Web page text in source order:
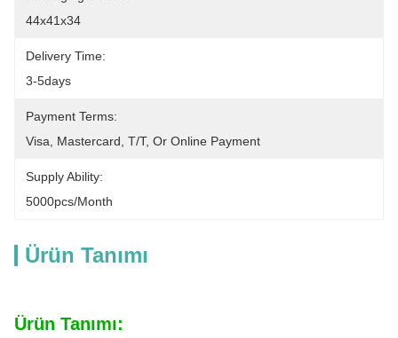
44x41x34
Delivery Time:
3-5days
Payment Terms:
Visa, Mastercard, T/T, Or Online Payment
Supply Ability:
5000pcs/month
Ürün Tanımı
Ürün Tanımı: